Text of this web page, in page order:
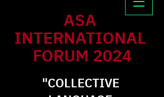
ASA
INTERNATIONAL
FORUM 2024
"COLLECTIVE